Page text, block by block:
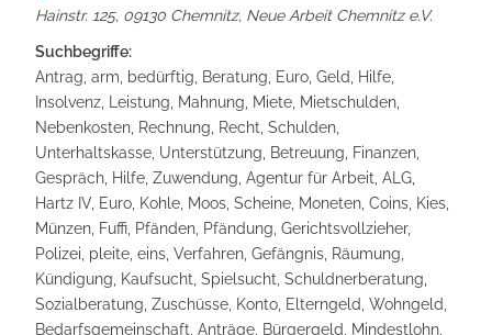
Hainstr. 125, 09130 Chemnitz, Neue Arbeit Chemnitz e.V.
Suchbegriffe:
Antrag, arm, bedürftig, Beratung, Euro, Geld, Hilfe,
Insolvenz, Leistung, Mahnung, Miete, Mietschulden,
Nebenkosten, Rechnung, Recht, Schulden,
Unterhaltskasse, Unterstützung, Betreuung, Finanzen,
Gespräch, Hilfe, Zuwendung, Agentur für Arbeit, ALG,
Hartz IV, Euro, Kohle, Moos, Scheine, Moneten, Coins, Kies,
Münzen, Fuffi, Pfänden, Pfändung, Gerichtsvollzieher,
Polizei, pleite, eins, Verfahren, Gefängnis, Räumung,
Kündigung, Kaufsucht, Spielsucht, Schuldnerberatung,
Sozialberatung, Zuschüsse, Konto, Elterngeld, Wohngeld,
Bedarfsgemeinschaft, Anträge, Bürgergeld, Mindestlohn,